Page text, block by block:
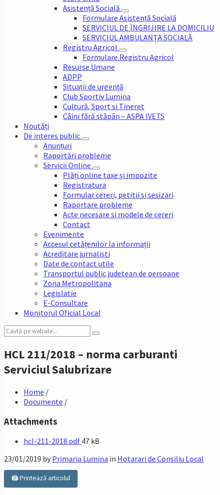
Asistență Socială
Formulare Asistență Socială
SERVICIUL DE ÎNGRIJIRE LA DOMICILIU
SERVICIUL AMBULANȚA SOCIALĂ
Registru Agricol
Formulare Registru Agricol
Resurse Umane
ADPP
Situații de urgență
Club Sportiv Lumina
Cultură, Sport si Tineret
Câini fără stăpân – ASPA IVETS
Noutăți
De interes public
Anunțuri
Raportări probleme
Servicii Online
Plăți online taxe și impozite
Registratura
Formular cereri, petitii si sesizari
Raportare probleme
Acte necesare si modele de cereri
Contact
Evenimente
Accesul cetățenilor la informații
Acreditare jurnaliști
Date de contact utile
Transportul public judetean de persoane
Zona Metropolitana
Legislatie
E-Consultare
Monitorul Oficial Local
Search:
HCL 211/2018 – norma carburanti
Serviciul Salubrizare
Home /
Documente /
Attachments
hcl-211-2018.pdf File
47 kB
23/01/2019 by Primaria Lumina in Hotarari de Consiliu Local
🖨️ Printează articolul